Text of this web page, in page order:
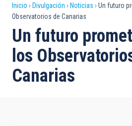
Sobrescribir
enlaces
de
ayuda
a
Inicio Divulgación Noticias
Un futuro
Observatorios de Canarias
Un futuro
los
Canarias